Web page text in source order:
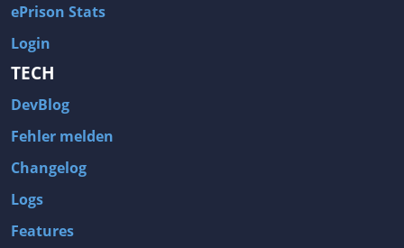
ePrison Stats
Login
TECH
DevBlog
Fehler melden
Changelog
Logs
Features